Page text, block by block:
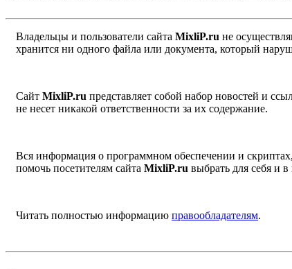
Владельцы и пользователи сайта MixliP.ru не
хранится ни одного файла или документа, который
Сайт MixliP.ru представляет собой набор новостей и
не несет никакой ответственности за их содержание.
Вся информация о программном обеспечении и
помочь посетителям сайта MixliP.ru выбрать для себя и
Читать полностью информацию правообладателям.